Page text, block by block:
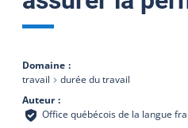
Domaine
travail
durée du travail
Auteur
Office québécois de la langue